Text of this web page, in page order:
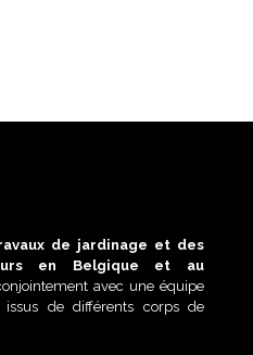
de jardinage et des
en Belgique et au
avec une équipe
issus de différents corps de